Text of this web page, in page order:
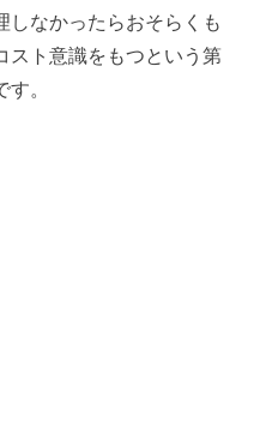
しなかったらおそらくも
スト意識をもつという第
。